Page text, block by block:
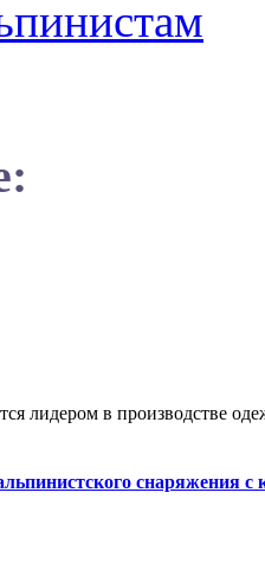
лидером в производстве
снаряжения с